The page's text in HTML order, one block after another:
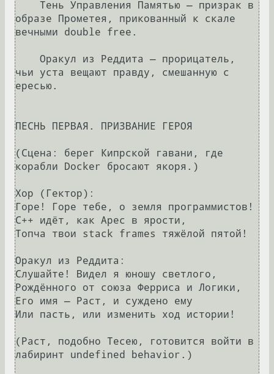
образе Прометея, прикованный к скале
вечными double free.
чьи уста вещают правду, смешанную с
ересью.
ПЕСНЬ ПЕРВАЯ. ПРИЗВАНИЕ ГЕРОЯ
(Сцена: берег Кипрской гавани, где
корабли Docker бросают якоря.)
Хор (Гектор):
Горе! Горе тебе, о земля программистов!
С++ идёт, как Арес в ярости,
Топча твои stack frames тяжёлой пятой!
Оракул из Реддита:
Слушайте! Видел я юношу светлого,
Рождённого от союза Ферриса и Логики,
Его имя — Раст, и суждено ему
Или пасть, или изменить ход истории!
(Раст, подобно Тесею, готовится войти в
лабиринт undefined behavior.)